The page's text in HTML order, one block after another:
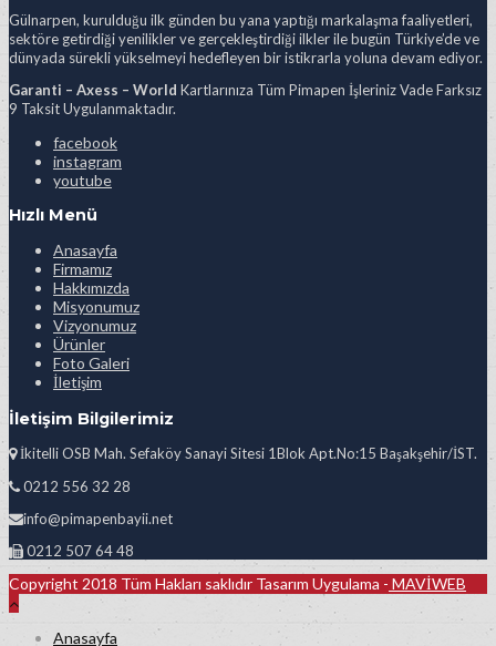
Gülnarpen, kurulduğu ilk günden bu yana yaptığı markalaşma faaliyetleri,
sektöre getirdiği yenilikler ve gerçekleştirdiği ilkler ile bugün Türkiye’de ve
dünyada sürekli yükselmeyi hedefleyen bir istikrarla yoluna devam ediyor.
Garanti – Axess – World Kartlarınıza Tüm Pimapen İşleriniz Vade Farksız
9 Taksit Uygulanmaktadır.
facebook
instagram
youtube
Hızlı Menü
Anasayfa
Firmamız
Hakkımızda
Misyonumuz
Vizyonumuz
Ürünler
Foto Galeri
İletişim
İletişim Bilgilerimiz
İkitelli OSB Mah. Sefaköy Sanayi Sitesi 1Blok Apt.No:15 Başakşehir/İST.
0212 556 32 28
info@pimapenbayii.net
0212 507 64 48
Copyright 2018 Tüm Hakları saklıdır Tasarım Uygulama - MAVİWEB
Anasayfa